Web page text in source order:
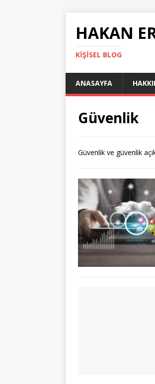
HAKAN
KIŞISEL BLOG
ANASAYFA
Güvenlik
Güvenlik ve güvenlik